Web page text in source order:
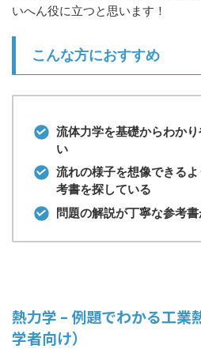
いへん役に立つと思います！
こんな方におすすめ
流体力学を基礎からわか
い
流れの様子を想像できる
考書を探している
問題の解説が丁寧な参考
熱力学 – 例題でわかる工業
学者向け）